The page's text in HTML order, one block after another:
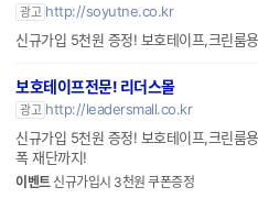
광고 http://soyutne.co.kr
신규가입 5천원 증정! 보호테이프,크린룸
보호테이프전문! 리더스몰
광고 http://leadersmall.co.kr
신규가입 5천원 증정! 보호테이프,크린룸
폭 재단까지!
이벤트신규가입시 3천원 쿠폰증정